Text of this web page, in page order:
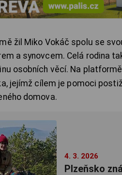
žil Miko Vokáč spolu se
a synovcem. Celá rodina
osobních věcí. Na platformě
jejímž cílem je pomoci
domova.
4. 3. 2026
Plzeňsko